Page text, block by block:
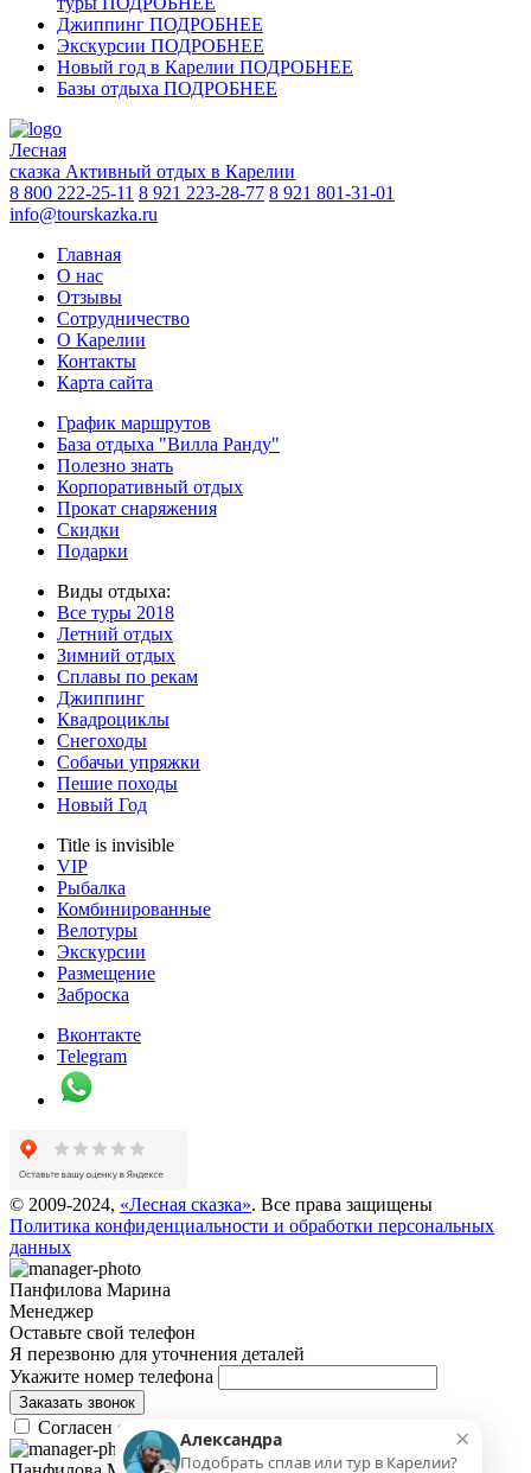
Джиппинг ПОДРОБНЕЕ
Экскурсии ПОДРОБНЕЕ
Новый год в Карелии ПОДРОБНЕЕ
Базы отдыха ПОДРОБНЕЕ
Лесная
сказка Активный отдых в Карелии
8 800 222-25-11 8 921 223-28-77 8 921 801-31-01
info@tourskazka.ru
Главная
О нас
Отзывы
Сотрудничество
О Карелии
Контакты
Карта сайта
График маршрутов
База отдыха "Вилла Ранду"
Полезно знать
Корпоративный отдых
Прокат снаряжения
Скидки
Подарки
Виды отдыха:
Все туры 2018
Летний отдых
Зимний отдых
Сплавы по рекам
Джиппинг
Квадроциклы
Снегоходы
Собачьи упряжки
Пешие походы
Новый Год
Title is invisible
VIP
Рыбалка
Комбинированные
Велотуры
Экскурсии
Размещение
Заброска
Вконтакте
Telegram
© 2009-2024, «Лесная сказка». Все права защищены
Политика конфиденциальности и обработки персональных
данных
Панфилова Марина
Менеджер
Оставьте свой телефон
Я перезвоню для уточнения деталей
Укажите номер телефона
Заказать звонок
Согласен с Политикой конфиденциальности ×
Александра
Подобрать сплав или тур в Карелии?